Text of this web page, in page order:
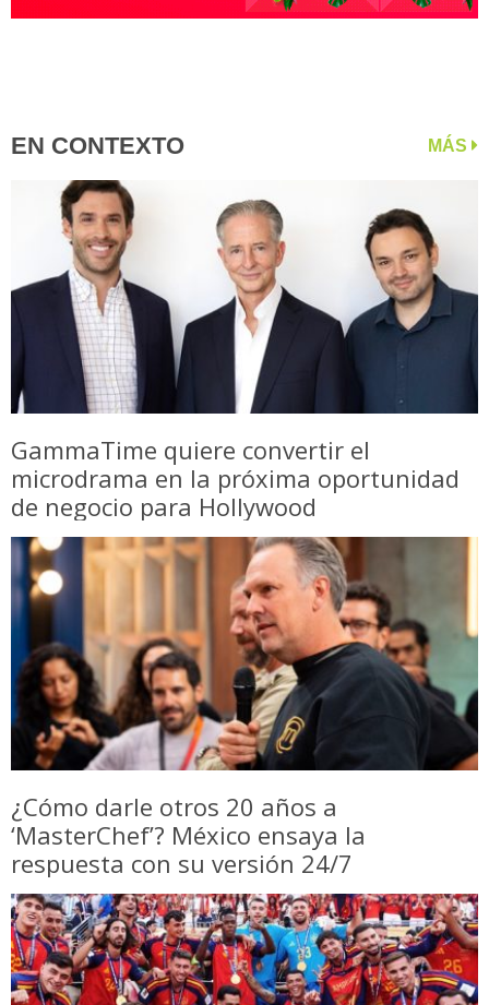
EN CONTEXTO MÁS
GammaTime quiere convertir el
microdrama en la próxima oportunidad
de negocio para Hollywood
¿Cómo darle otros 20 años a
‘MasterChef’? México ensaya la
respuesta con su versión 24/7